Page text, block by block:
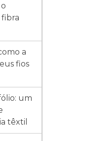
fibra
a
fios
um
têxtil